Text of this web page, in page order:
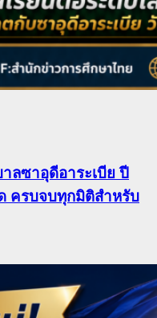
ลซาอุดีอาระเบีย ปี
ครบจบทุกมิติสำหรับ